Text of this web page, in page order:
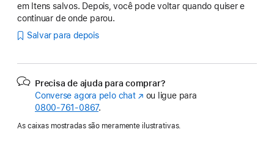
em Itens salvos. Depois, você pode voltar quando quiser e
continuar de onde parou.
Salvar para depois
Precisa de ajuda para comprar?
Converse agora pelo chat(o
em
ou ligue para
0800-761-0867.
As caixas mostradas são meramente ilustrativas.